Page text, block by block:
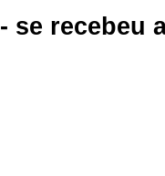
- se recebeu